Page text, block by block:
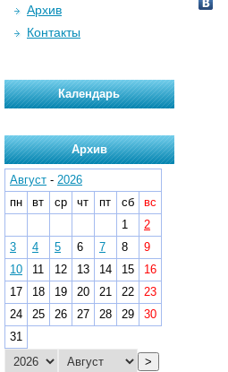
Архив
Контакты
Календарь
Архив
Август - 2026
пн
вт ср чт пт сб
вс
1
2
3
4 5 6 7 8
9
10
11 12 13 14 15
16
17
18 19 20 21 22
23
24
25 26 27 28 29
30
31
>